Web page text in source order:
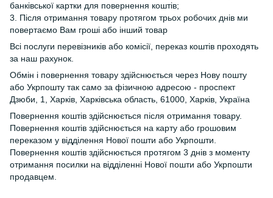
банківської картки для повернення коштів;
3. Після отримання товару протягом трьох робочих днів ми
повертаємо Вам гроші або інший товар
Всі послуги перевізників або комісії, переказ коштів проходять
за наш рахунок.
Обмін і повернення товару здійснюється через Нову пошту
або Укрпошту так само за фізичною адресою - проспект
Дзюби, 1, Харків, Харківська область, 61000, Харків, Україна
Повернення коштів здійснюється після отримання товару.
Повернення коштів здійснюється на карту або грошовим
переказом у відділення Нової пошти або Укрпошти.
Повернення коштів здійснюється протягом 3 днів з моменту
отримання посилки на відділенні Нової пошти або Укрпошти
продавцем.